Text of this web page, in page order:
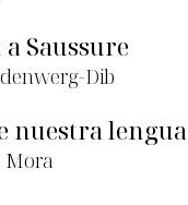
Saussure
Dib
nuestra lengua
Mora